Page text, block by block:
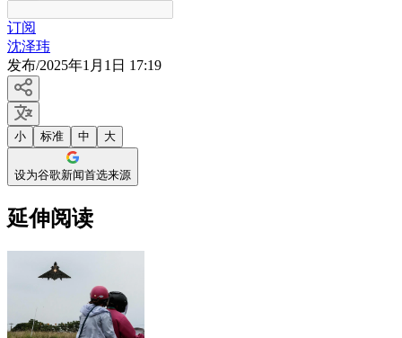
订阅
沈泽玮
发布/2025年1月1日 17:19
小 标准 中 大
设为谷歌新闻首选来源
延伸阅读